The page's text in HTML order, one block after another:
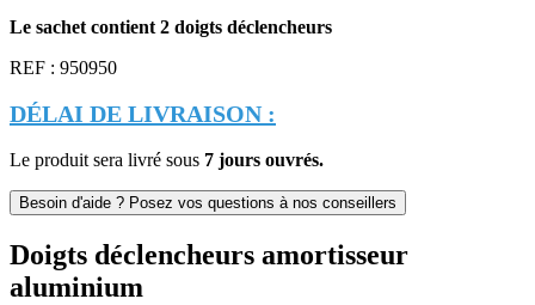
Le sachet contient 2 doigts déclencheurs
REF : 950950
DÉLAI DE LIVRAISON :
Le produit sera livré sous 7 jours ouvrés.
Doigts déclencheurs amortisseur
aluminium